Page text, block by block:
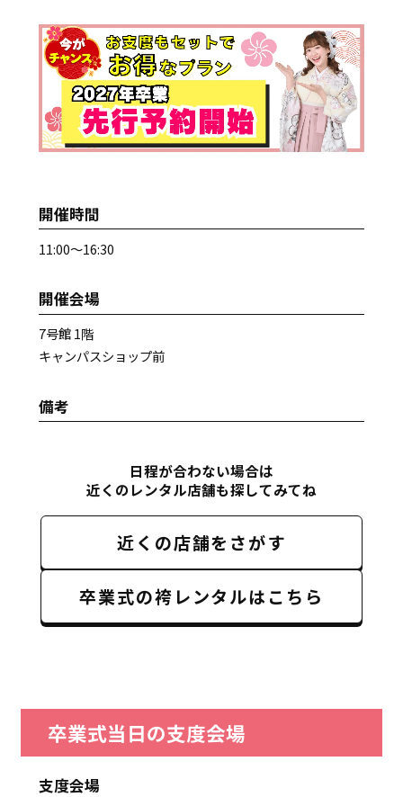
開催時間
11:00～16:30
開催会場
7号館 1階
キャンパスショップ前
備考
日程が合わない場合は
近くのレンタル店舗も探してみてね
近くの店舗をさがす
卒業式の袴レンタルはこちら
卒業式当日の支度会場
支度会場